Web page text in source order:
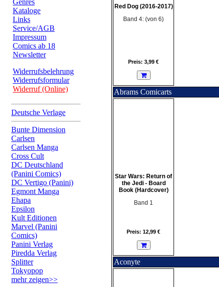
Genres
Kataloge
Links
Service/AGB
Impressum
Comics ab 18
Newsletter
Widerrufsbelehrung
Widerrufsformular
Widerruf (Online)
Deutsche Verlage
Bunte Dimension
Carlsen
Carlsen Manga
Cross Cult
DC Deutschland
(Panini Comics)
DC Vertigo (Panini)
Egmont Manga
Ehapa
Epsilon
Kult Editionen
Marvel (Panini
Comics)
Panini Verlag
Piredda Verlag
Splitter
Tokyopop
mehr zeigen>>
Red Dog (2016-2017)
Band 4: (von 6)
Preis: 3,99 €
Abrams Comicarts
Star Wars: Return of
the Jedi - Board
Book (Hardcover)
Band 1
Preis: 12,99 €
Aconyte